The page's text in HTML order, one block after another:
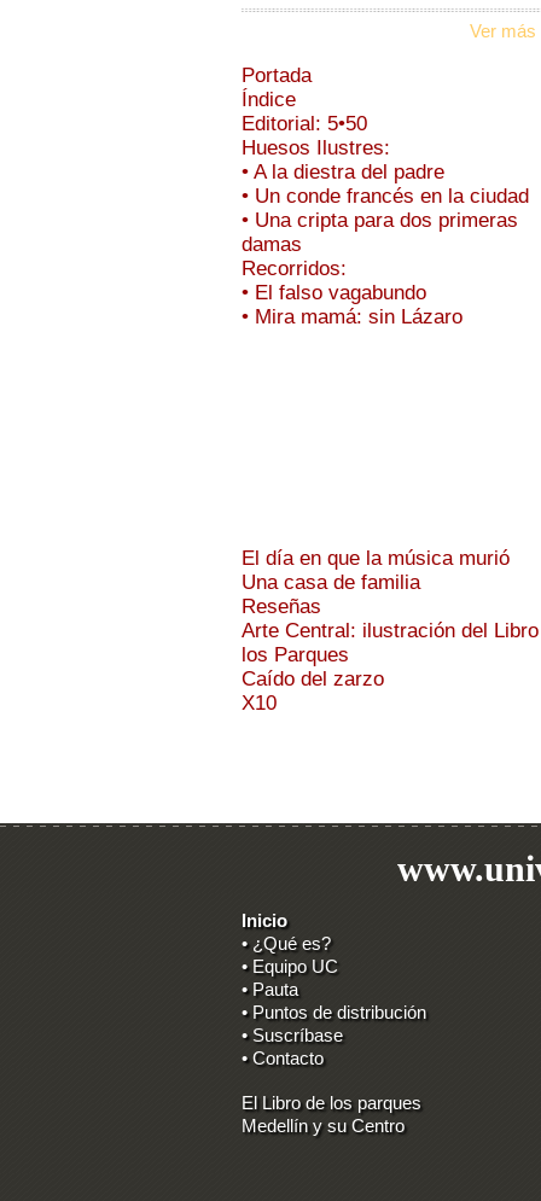
Ver más
Portada
Índice
Editorial: 5•50
Huesos Ilustres:
• A la diestra del padre
• Un conde francés en la ciudad
• Una cripta para dos primeras
damas
Recorridos:
• El falso vagabundo
• Mira mamá: sin Lázaro
El día en que la música murió
Una casa de familia
Reseñas
Arte Central: ilustración del
los Parques
Caído del zarzo
X10
Inicio
• ¿Qué es?
• Equipo UC
• Pauta
• Puntos de distribución
• Suscríbase
• Contacto
El Libro de los parques
Medellín y su Centro